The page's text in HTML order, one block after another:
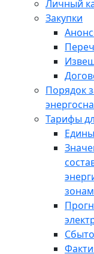
Личный
Закупки
Порядок
Тарифы